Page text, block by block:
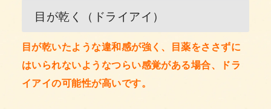
目が乾く（ドライアイ）
目が乾いたような違和感が強く、目薬をささずに
はいられないようなつらい感覚がある場合、ドラ
イアイの可能性が高いです。